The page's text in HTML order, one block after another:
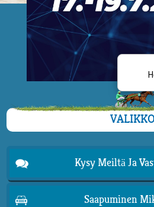
Kysy Meiltä Ja
Saapuminen